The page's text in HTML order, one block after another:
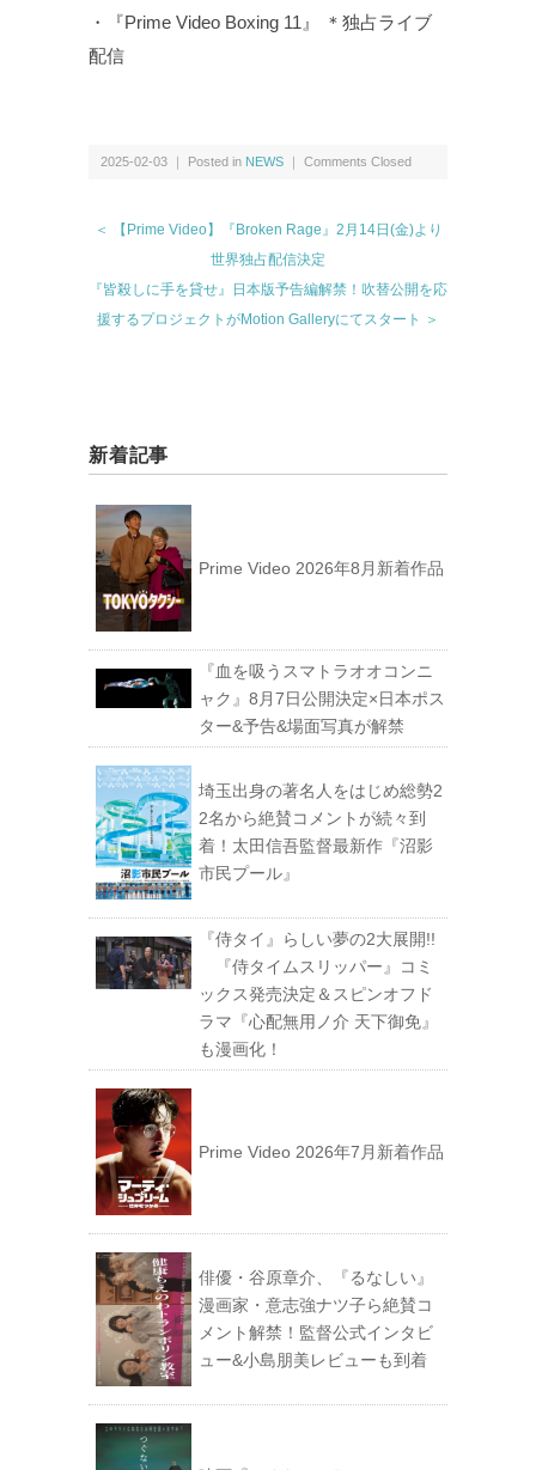
・『Prime Video Boxing 11』 ＊独占ライブ
配信
2025-02-03 ｜ Posted in NEWS ｜ Comments Closed
＜ 【Prime Video】『Broken Rage』2月14日(金)より
世界独占配信決定
『皆殺しに手を貸せ』日本版予告編解禁！吹替公開を応
援するプロジェクトがMotion Galleryにてスタート ＞
新着記事
Prime Video 2026年8月新着作品
『血を吸うスマトラオオコンニ
ャク』8月7日公開決定×日本ポス
ター&予告&場面写真が解禁
埼玉出身の著名人をはじめ総勢2
2名から絶賛コメントが続々到
着！太田信吾監督最新作『沼影
市民プール』
『侍タイ』らしい夢の2大展開!!
『侍タイムスリッパー』コミ
ックス発売決定＆スピンオフド
ラマ『心配無用ノ介 天下御免』
も漫画化！
Prime Video 2026年7月新着作品
俳優・谷原章介、『るなしい』
漫画家・意志強ナツ子ら絶賛コ
メント解禁！監督公式インタビ
ュー&小島朋美レビューも到着